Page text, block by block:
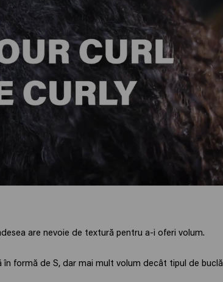
are nevoie de textură pentru a-i oferi volum.
în formă de S, dar mai mult volum decât tipul de buclă